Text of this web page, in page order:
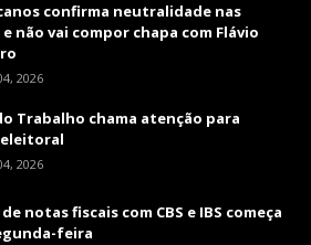
confirma neutralidade nas
não vai compor chapa com Flávio
2026
Trabalho chama atenção para
2026
notas fiscais com CBS e IBS começa
feira